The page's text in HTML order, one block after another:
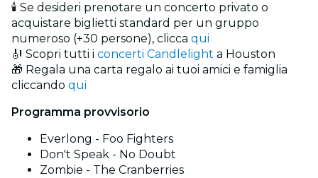
🕯️ Se desideri prenotare un concerto privato o
acquistare biglietti standard per un gruppo
numeroso (+30 persone), clicca qui
🎻 Scopri tutti i concerti Candlelight a Houston
🎁 Regala una carta regalo ai tuoi amici e famiglia
cliccando qui
Programma provvisorio
Everlong - Foo Fighters
Don't Speak - No Doubt
Zombie - The Cranberries